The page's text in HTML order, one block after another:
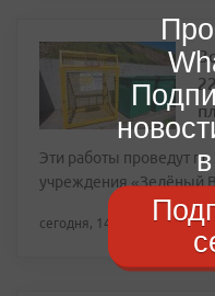
Эти работы проведут
учреждения «Зелёный
сегодня, 14:21